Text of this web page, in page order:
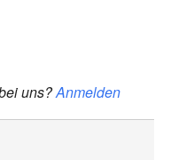
uns?Anmelden